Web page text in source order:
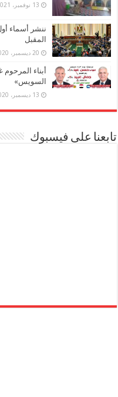
13 نوفمبر، 2021
المقبل
20 ديسمبر، 2020
أبناء المرحوم
السويس»
13 ديسمبر، 2020
تابعنا على فيسبوك